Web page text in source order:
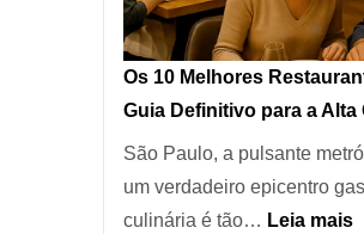
artesanal
no
forno
à
lenha
na
Vila
Os 10 Melhores
Guia Definitivo para a Alta
São Paulo, a pulsante
um verdadeiro epicentro
culinária é tão… Leia mais: